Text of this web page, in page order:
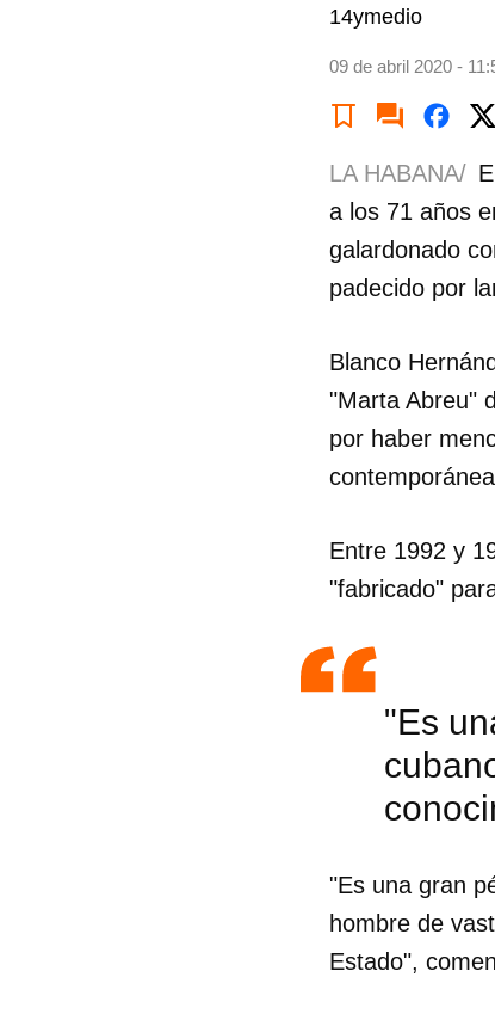
14ymedio
09 de abril 2020 -
LA HABANA/
a los 71 años
galardonado
padecido por
Blanco
"Marta Abreu"
por haber
Entre 1992 y
"fabricado"
"Es
"Es una gran
hombre de
Estado",